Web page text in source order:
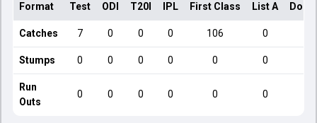
Format Test ODI T20I IPL First Class List A
Catches 7 0 0 0 106 0
Stumps 0 0 0 0 0 0
Run
Outs
0 0 0 0 0 0